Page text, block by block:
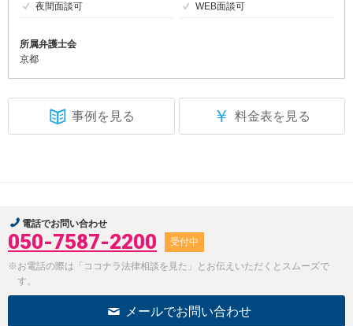
夜間面談可
WEB面談可
所属弁護士会
京都
事例を見る ￥ 料金表を見る
電話でお問い合わせ
050-7587-2200 受付中
※お電話の際は「ココナラ法律相談を見た」とお伝えいただくとスムーズで
す。
メールでお問い合わせ